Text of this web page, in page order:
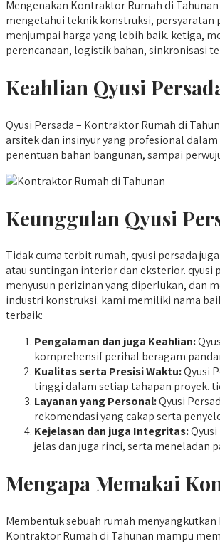
Mengenakan Kontraktor Rumah di
mengetahui teknik konstruksi, persyaratan
menjumpai harga yang lebih baik. ketiga,
perencanaan, logistik bahan, sinkronisasi
Keahlian Qyusi
Qyusi Persada – Kontraktor Rumah di
arsitek dan insinyur yang profesional
penentuan bahan bangunan, sampai
Keunggulan Qyusi
Tidak cuma terbit rumah, qyusi persada
atau suntingan interior dan eksterior. qyusi
menyusun perizinan yang diperlukan, dan
industri konstruksi. kami memiliki nama
terbaik:
Pengalaman dan juga Keahlian:
komprehensif perihal beragam
Kualitas serta Presisi Waktu:Qyusi
tinggi dalam setiap tahapan proyek.
Layanan yang Personal:Qyusi
rekomendasi yang cakap serta
Kejelasan dan juga Integritas:
jelas dan juga rinci, serta meneladan
Mengapa Memakai
Membentuk sebuah rumah
Kontraktor Rumah di Tahunan mampu